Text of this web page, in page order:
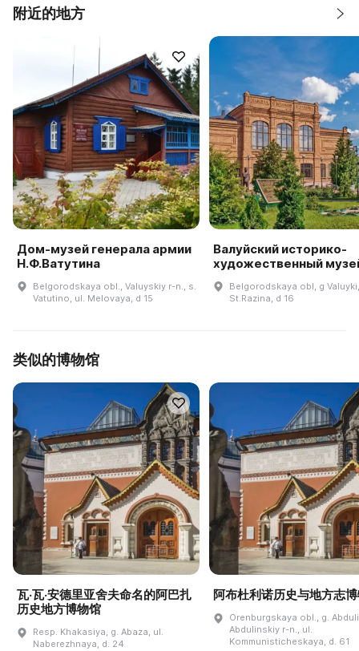
附近的地方
Дом-музей генерала армии
Н.Ф.Ватутина
Belgorodskaya obl., Valuyskiy r-n., s.
Vatutino, ul. Melovaya, d 15
Валуйский историко-
художественный
Belgorodskaya obl, g
St.Razina, d 16
类似的博物馆
瓦·瓦·安德里亚舍夫命名的阿巴扎
历史地方博物馆
Resp. Khakasiya, g. Abaza, ul.
Naberezhnaya, d. 24
阿布杜利诺历史与地方志
Orenburgskaya obl., g.
Abdulinskiy r-n., ul.
Kommunisticheskaya, d. 61